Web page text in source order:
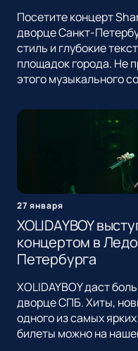
Посетите концерт
дворце Санкт-
стиль и глубокие
площадок города. Не
этого музыкального
27 января
XOLIDAYBOY
концертом в
Петербурга
XOLIDAYBOY даст
дворце СПБ. Хиты,
одного из самых
билеты можно на